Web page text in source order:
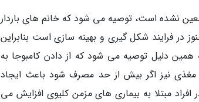
نشده است، توصیه می شود که خانم های باردار
در فرایند شکل گیری و بهینه سازی است بنابراین
همین دلیل توصیه می شود که از دادن کامبوجا به
مغذی نیز اگر بیش از حد مصرف شود باعث ایجاد
مبتلا به بیماری های مزمن کلیوی افزایش می